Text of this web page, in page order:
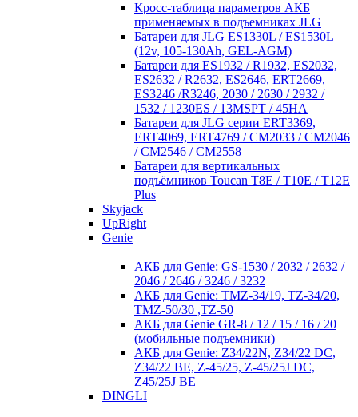
Кросc-таблица параметров АКБ
применяемых в подъемниках JLG
Батареи для JLG ES1330L / ES1530L
(12v, 105-130Ah, GEL-AGM)
Батареи для ES1932 / R1932, ES2032,
ES2632 / R2632, ES2646, ERT2669,
ES3246 /R3246, 2030 / 2630 / 2932 /
1532 / 1230ES / 13MSPT / 45HA
Батареи для JLG серии ERT3369,
ERT4069, ERT4769 / CM2033 / CM2046
/ CM2546 / CM2558
Батареи для вертикальных
подъёмников Toucan T8E / T10E / T12E
Plus
Skyjack
UpRight
Genie
АКБ для Genie: GS-1530 / 2032 / 2632 /
2046 / 2646 / 3246 / 3232
АКБ для Genie: TMZ-34/19, TZ-34/20,
TMZ-50/30 ,TZ-50
АКБ для Genie GR-8 / 12 / 15 / 16 / 20
(мобильные подъемники)
АКБ для Genie: Z34/22N, Z34/22 DC,
Z34/22 BE, Z-45/25, Z-45/25J DC,
Z45/25J BE
DINGLI